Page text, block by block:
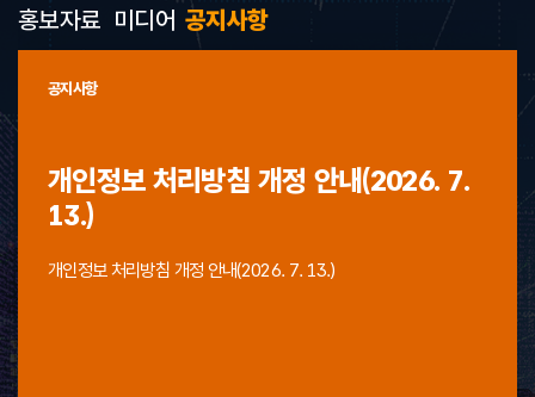
공지사항
공지사항
개인정보 처리방침 개정 안내(2026. 7.
13.)
개인정보 처리방침 개정 안내(2026. 7. 13.)
홍보자료 미디어